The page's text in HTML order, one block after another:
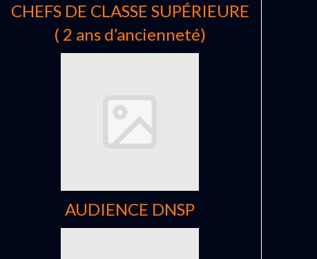
CHEFS DE CLASSE SUPÉRIEURE
( 2 ans d’ancienneté)
AUDIENCE DNSP